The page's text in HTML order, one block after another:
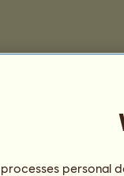
personal